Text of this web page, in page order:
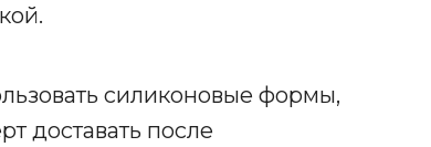
силиконовые формы,
доставать после